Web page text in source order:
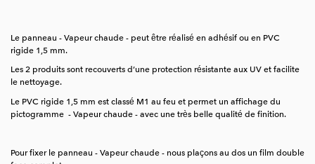
Le panneau - Vapeur chaude - peut être réalisé en adhésif ou en PVC
rigide 1,5 mm.
Les 2 produits sont recouverts d’une protection résistante aux UV et facilite
le nettoyage.
Le PVC rigide 1,5 mm est classé M1 au feu et permet un affichage du
pictogramme - Vapeur chaude - avec une très belle qualité de finition.
Pour fixer le panneau - Vapeur chaude - nous plaçons au dos un film double